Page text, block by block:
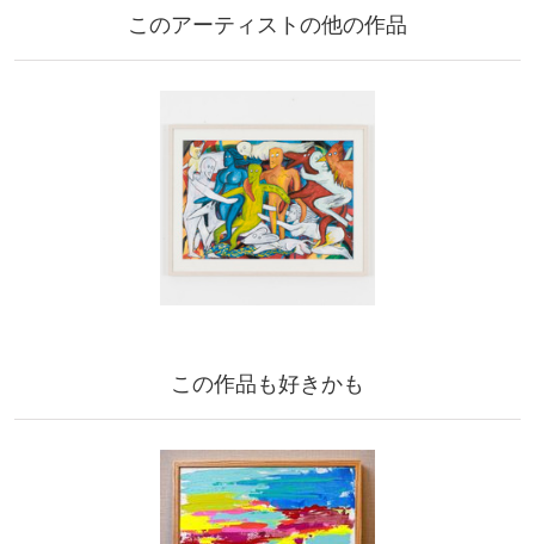
このアーティストの他の作品
この作品も好きかも